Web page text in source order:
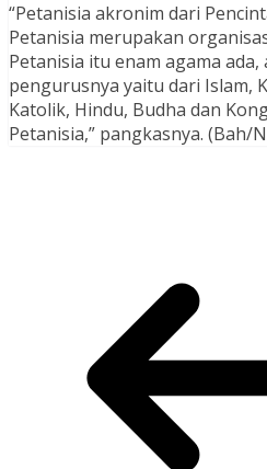
“Petanisia akronim dari
Petanisia merupakan
Petanisia itu enam agama
pengurusnya yaitu dari Islam,
Katolik, Hindu, Budha dan
Petanisia,” pangkasnya. (Bah/